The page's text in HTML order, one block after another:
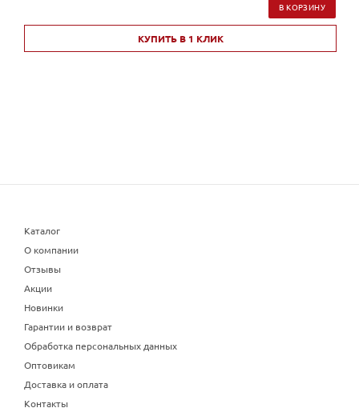
В КОРЗИНУ
КУПИТЬ В 1 КЛИК
Каталог
О компании
Отзывы
Акции
Новинки
Гарантии и возврат
Обработка персональных данных
Оптовикам
Доставка и оплата
Контакты